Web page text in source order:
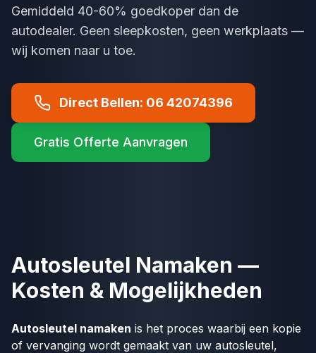
Gemiddeld 40-60% goedkoper dan de
autodealer. Geen sleepkosten, geen werkplaats —
wij komen naar u toe.
Direct Bellen: 06 42074396
Gratis Offerte Aanvragen
Autosleutel Namaken —
Kosten & Mogelijkheden
Autosleutel namaken is het proces waarbij een kopie
of vervanging wordt gemaakt van uw autosleutel,